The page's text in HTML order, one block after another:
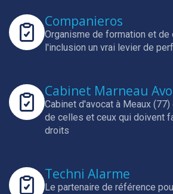
Companieros
Organisme de formation et de
l'inclusion un vrai levier de
Cabinet Marneau
Cabinet d'avocat à Meaux
de celles et ceux qui doivent
droits
Techni Alarme
Le partenaire de référence